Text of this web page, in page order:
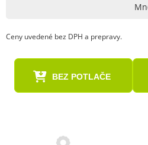
Ceny uvedené bez DPH a prepravy.
BEZ POTLAČE